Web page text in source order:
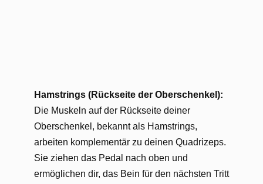
Hamstrings (Rückseite der Oberschenkel):
Die Muskeln auf der Rückseite deiner
Oberschenkel, bekannt als Hamstrings,
arbeiten komplementär zu deinen Quadrizeps.
Sie ziehen das Pedal nach oben und
ermöglichen dir, das Bein für den nächsten Tritt